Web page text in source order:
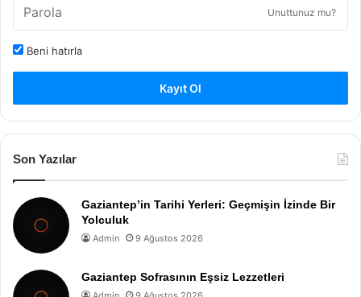
Unuttunuz mu?
Beni hatırla
Kayıt Ol
Son Yazılar
Gaziantep’in Tarihi Yerleri: Geçmişin İzinde Bir
Yolculuk
Admin 9 Ağustos 2026
Gaziantep Sofrasının Eşsiz Lezzetleri